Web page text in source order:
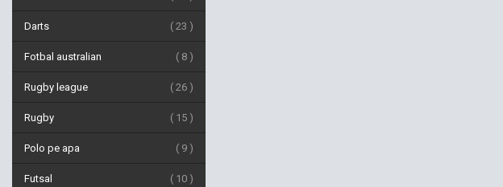
Darts 23
Fotbal australian 8
Rugby league 26
Rugby 15
Polo pe apa 9
Futsal 10